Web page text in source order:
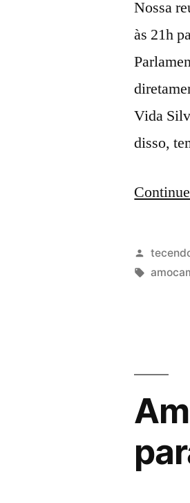
Nossa
às 21h
Vida
disso,
por
Tags: